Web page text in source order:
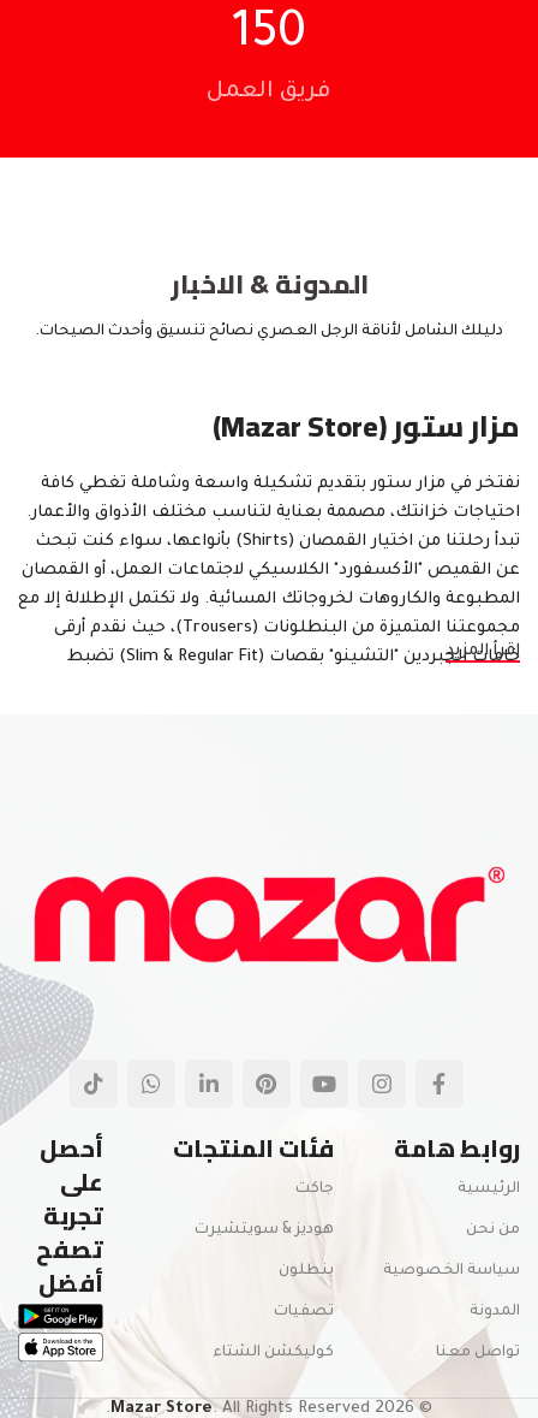
157
فريق العمل
المدونة & الاخبار
دليلك الشامل لأناقة الرجل العصري نصائح تنسيق وأحدث الصيحات.
مزار ستور (Mazar Store)
نفتخر في مزار ستور بتقديم تشكيلة واسعة وشاملة تغطي كافة
احتياجات خزانتك، مصممة بعناية لتناسب مختلف الأذواق والأعمار.
تبدأ رحلتنا من اختيار القمصان (Shirts) بأنواعها، سواء كنت تبحث
عن القميص "الأكسفورد" الكلاسيكي لاجتماعات العمل، أو القمصان
المطبوعة والكاروهات لخروجاتك المسائية. ولا تكتمل الإطلالة إلا مع
مجموعتنا المتميزة من البنطلونات (Trousers)، حيث نقدم أرقى
خامات الجبردين "التشينو" بقصات (Slim & Regular Fit) تضبط
اللون، ونمزجها بنسب مدروسة من "الليكرا" لتمنحك مرونة في
الحركة. نولي اهتماماً دقيقاً بأدق التفاصيل، من جودة الخياطة
والتقفيل الداخلي، وصولاً إلى الأزرار والإكسسوارات، لنضمن لك
في مزار ستور، نحن لا نبيع مجرد ملابس، نحن نقدم لك "ستايل"
متكامل يمنحك الثقة في كل خطوة، ونعدك بأن تظل تجربتك معنا
مميزة بأسعار تنافسية وخدمة تليق بك كشريك لنجاحنا.
اقرأ المزيد
روابط هامة
الرئيسية
من نحن
سياسة الخصوصية
المدونة
تواصل معنا
فئات المنتجات
جاكت
هوديز & سويتشيرت
بنطلون
تصفيات
كوليكشن الشتاء
أحصل
على
تجربة
تصفح
أفضل
© 2026
Mazar Store. All Rights Reserved.